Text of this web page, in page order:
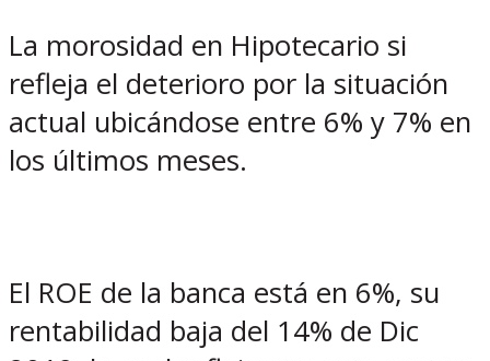
La morosidad en Hipotecario si
refleja el deterioro por la situación
actual ubicándose entre 6% y 7% en
los últimos meses.
El ROE de la banca está en 6%, su
rentabilidad baja del 14% de Dic